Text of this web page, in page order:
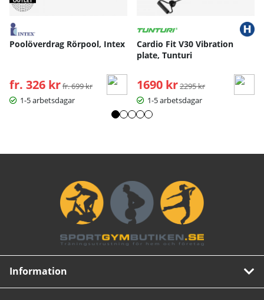
Poolöverdrag Rörpool, Intex
fr. 326 kr Ordinarie pris:
fr. 699 kr
1-5 arbetsdagar
Cardio Fit V30 Vibration
plate, Tunturi
1690 kr Ordinarie pris:
2295 kr
1-5 arbetsdagar
Information